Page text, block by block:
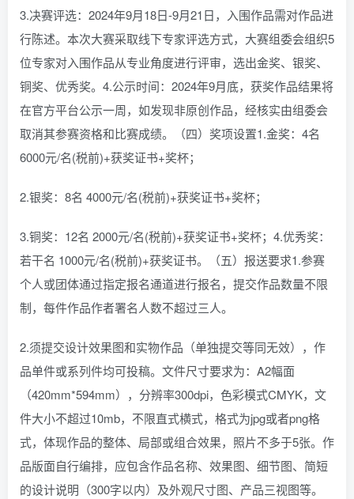
3.决赛评选：2024年9月18日-9月21日，入围作品需对作品进
行陈述。本次大赛采取线下专家评选方式，大赛组委会组织5
位专家对入围作品从专业角度进行评审，选出金奖、银奖、
铜奖、优秀奖。4.公示时间：2024年9月底，获奖作品结果将
在官方平台公示一周，如发现非原创作品，经核实由组委会
取消其参赛资格和比赛成绩。（四）奖项设置1.金奖：4名
6000元/名(税前)+获奖证书+奖杯；
2.银奖：8名 4000元/名(税前)+获奖证书+奖杯；
3.铜奖：12名 2000元/名(税前)+获奖证书+奖杯；4.优秀奖：
若干名 1000元/名(税前)+获奖证书。（五）报送要求1.参赛
个人或团体通过指定报名通道进行报名，提交作品数量不限
制，每件作品作者署名人数不超过三人。
2.须提交设计效果图和实物作品（单独提交等同无效），作
品单件或系列件均可投稿。文件尺寸要求为：A2幅面
（420mm*594mm），分辨率300dpi，色彩模式CMYK，文
件大小不超过10mb，不限直式横式，格式为jpg或者png格
式，体现作品的整体、局部或组合效果，照片不多于5张。作
品版面自行编排，应包含作品名称、效果图、细节图、简短
的设计说明（300字以内）及外观尺寸图、产品三视图等。